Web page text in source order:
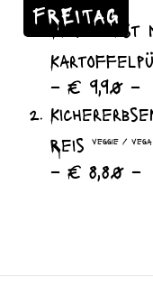
FREITAG
Bratwurst
– € 9,90 –
Reis
veggie /
– € 8,80 –